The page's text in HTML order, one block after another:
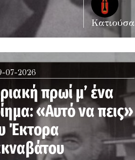
Κατιούσα
07-2026
πρωί μ’ ένα
«Αυτό να πεις»
Έκτορα